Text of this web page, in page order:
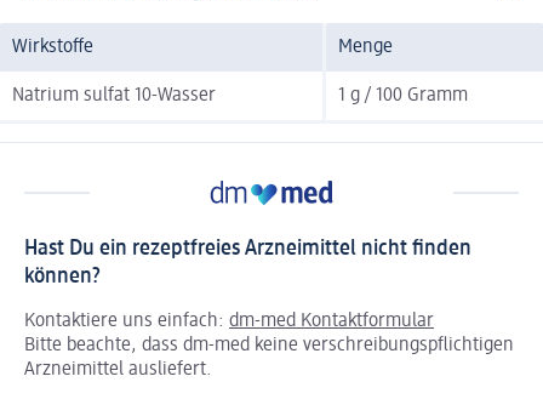
Wirkstoffe Menge
Natrium sulfat 10-Wasser 1 g / 100 Gramm
Hast Du ein rezeptfreies Arzneimittel nicht finden
können?
Kontaktiere uns einfach: dm-med Kontaktformular
Bitte beachte, dass dm-med keine verschreibungspflichtigen
Arzneimittel ausliefert.